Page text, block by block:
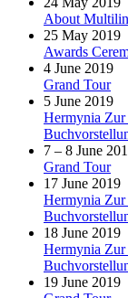
About
25 May 2019
Awards
4 June 2019
Grand Tour
5 June 2019
Hermynia
7 – 8 June
Grand Tour
17 June 2019
Hermynia
18 June 2019
Hermynia
19 June 2019